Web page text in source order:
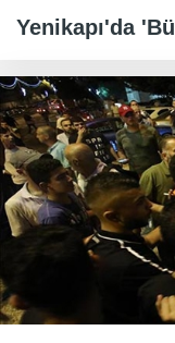
Yenikapı'da